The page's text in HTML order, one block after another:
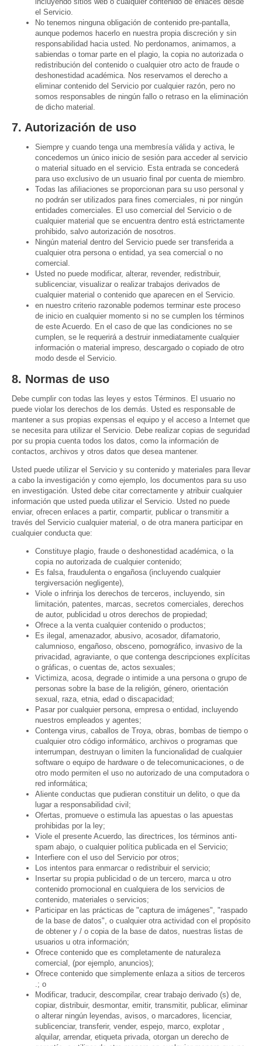
el Servicio.
No tenemos ninguna obligación de contenido pre-pantalla,
aunque podemos hacerlo en nuestra propia discreción y sin
responsabilidad hacia usted. No perdonamos, animamos, a
sabiendas o tomar parte en el plagio, la copia no autorizada o
redistribución del contenido o cualquier otro acto de fraude o
deshonestidad académica. Nos reservamos el derecho a
eliminar contenido del Servicio por cualquier razón, pero no
somos responsables de ningún fallo o retraso en la eliminación
de dicho material.
7. Autorización de uso
Siempre y cuando tenga una membresía válida y activa, le
concedemos un único inicio de sesión para acceder al servicio
o material situado en el servicio. Esta entrada se concederá
para uso exclusivo de un usuario final por cuenta de miembro.
Todas las afiliaciones se proporcionan para su uso personal y
no podrán ser utilizados para fines comerciales, ni por ningún
entidades comerciales. El uso comercial del Servicio o de
cualquier material que se encuentra dentro está estrictamente
prohibido, salvo autorización de nosotros.
Ningún material dentro del Servicio puede ser transferida a
cualquier otra persona o entidad, ya sea comercial o no
comercial.
Usted no puede modificar, alterar, revender, redistribuir,
sublicenciar, visualizar o realizar trabajos derivados de
cualquier material o contenido que aparecen en el Servicio.
en nuestro criterio razonable podemos terminar este proceso
de inicio en cualquier momento si no se cumplen los términos
de este Acuerdo. En el caso de que las condiciones no se
cumplen, se le requerirá a destruir inmediatamente cualquier
información o material impreso, descargado o copiado de otro
modo desde el Servicio.
8. Normas de uso
Debe cumplir con todas las leyes y estos Términos. El usuario no
puede violar los derechos de los demás. Usted es responsable de
mantener a sus propias expensas el equipo y el acceso a Internet que
se necesita para utilizar el Servicio. Debe realizar copias de seguridad
por su propia cuenta todos los datos, como la información de
contactos, archivos y otros datos que desea mantener.
Usted puede utilizar el Servicio y su contenido y materiales para llevar
a cabo la investigación y como ejemplo, los documentos para su uso
en investigación. Usted debe citar correctamente y atribuir cualquier
información que usted pueda utilizar el Servicio. Usted no puede
enviar, ofrecen enlaces a partir, compartir, publicar o transmitir a
través del Servicio cualquier material, o de otra manera participar en
cualquier conducta que:
Constituye plagio, fraude o deshonestidad académica, o la
copia no autorizada de cualquier contenido;
Es falsa, fraudulenta o engañosa (incluyendo cualquier
tergiversación negligente),
Viole o infrinja los derechos de terceros, incluyendo, sin
limitación, patentes, marcas, secretos comerciales, derechos
de autor, publicidad u otros derechos de propiedad;
Ofrece a la venta cualquier contenido o productos;
Es ilegal, amenazador, abusivo, acosador, difamatorio,
calumnioso, engañoso, obsceno, pornográfico, invasivo de la
privacidad, agraviante, o que contenga descripciones explícitas
o gráficas, o cuentas de, actos sexuales;
Victimiza, acosa, degrade o intimide a una persona o grupo de
personas sobre la base de la religión, género, orientación
sexual, raza, etnia, edad o discapacidad;
Pasar por cualquier persona, empresa o entidad, incluyendo
nuestros empleados y agentes;
Contenga virus, caballos de Troya, obras, bombas de tiempo o
cualquier otro código informático, archivos o programas que
interrumpan, destruyan o limiten la funcionalidad de cualquier
software o equipo de hardware o de telecomunicaciones, o de
otro modo permiten el uso no autorizado de una computadora o
red informática;
Aliente conductas que pudieran constituir un delito, o que da
lugar a responsabilidad civil;
Ofertas, promueve o estimula las apuestas o las apuestas
prohibidas por la ley;
Viole el presente Acuerdo, las directrices, los términos anti-
spam abajo, o cualquier política publicada en el Servicio;
Interfiere con el uso del Servicio por otros;
Los intentos para enmarcar o redistribuir el servicio;
Insertar su propia publicidad o de un tercero, marca u otro
contenido promocional en cualquiera de los servicios de
contenido, materiales o servicios;
Participar en las prácticas de "captura de imágenes", "raspado
de la base de datos", o cualquier otra actividad con el propósito
de obtener y / o copia de la base de datos, nuestras listas de
usuarios u otra información;
Ofrece contenido que es completamente de naturaleza
comercial, (por ejemplo, anuncios);
Ofrece contenido que simplemente enlaza a sitios de terceros
.; o
Modificar, traducir, descompilar, crear trabajo derivado (s) de,
copiar, distribuir, desmontar, emitir, transmitir, publicar, eliminar
o alterar ningún leyendas, avisos, o marcadores, licenciar,
sublicenciar, transferir, vender, espejo, marco, explotar ,
alquilar, arrendar, etiqueta privada, otorgan un derecho de